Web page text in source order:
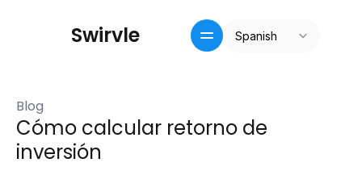
Swirvle Spanish
Precios
Blog
Cómo calcular retorno de
inversión